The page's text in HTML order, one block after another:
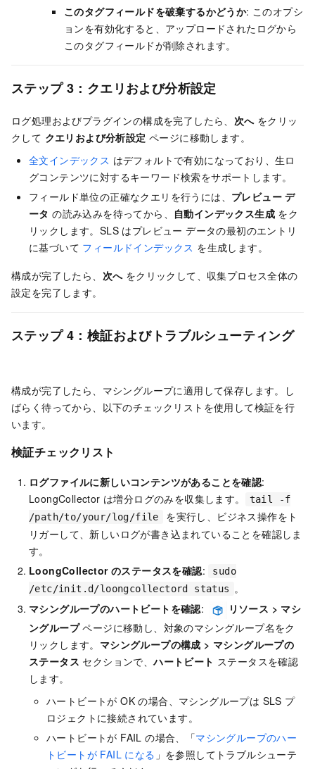
このタグフィールドを破棄するかどうか: このオプシ
ョンを有効化すると、アップロードされたログから
このタグフィールドが削除されます。
ステップ 3：クエリおよび分析設定
ログ処理およびプラグインの構成を完了したら、 次へをクリッ
クして クエリおよび分析設定 ページに移動します。
全文インデックス はデフォルトで有効になっており、生ロ
グコンテンツに対するキーワード検索をサポートします。
フィールド単位の正確なクエリを行うには、 プレビュー デ
ータ の読み込みを待ってから、 自動インデックス生成 をク
リックします。SLS はプレビュー データの最初のエントリ
に基づいて フィールドインデックス を生成します。
構成が完了したら、 次へをクリックして、収集プロセス全体の
設定を完了します。
ステップ 4：検証およびトラブルシューティング
構成が完了したら、マシングループに適用して保存します。し
ばらく待ってから、以下のチェックリストを使用して検証を行
います。
検証チェックリスト
ログファイルに新しいコンテンツがあることを確認:
LoongCollector は増分ログのみを収集します。
tail -f
/path/to/your/log/file
を実行し、ビジネス操作をト
リガーして、新しいログが書き込まれていることを確認しま
す。
LoongCollector のステータスを確認:
sudo
/etc/init.d/loongcollectord status 。
マシングループのハートビートを確認: リソース > マシ
ングループページに移動し、対象のマシングループ名をク
リックします。 マシングループの構成 > マシングループの
ステータス セクションで、ハートビート ステータスを確認
します。
ハートビートが OK の場合、マシングループは SLS プ
ロジェクトに接続されています。
ハートビートが FAIL の場合、「マシングループのハー
トビートが FAIL になる 」を参照してトラブルシューテ